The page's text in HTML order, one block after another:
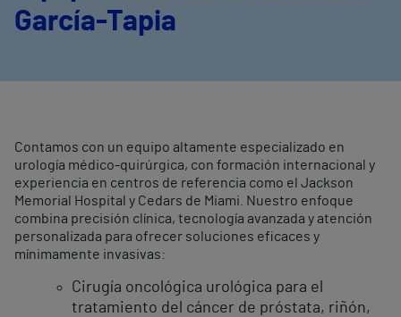
García-Tapia
Contamos con un equipo altamente especializado en
urología médico-quirúrgica, con formación internacional y
experiencia en centros de referencia como el Jackson
Memorial Hospital y Cedars de Miami. Nuestro enfoque
combina precisión clínica, tecnología avanzada y atención
personalizada para ofrecer soluciones eficaces y
mínimamente invasivas:
Cirugía oncológica urológica para el
tratamiento del cáncer de próstata, riñón,